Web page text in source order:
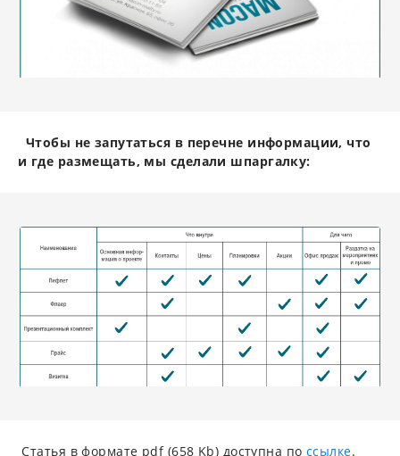
Чтобы не запутаться в перечне информации, что
и где размещать, мы сделали шпаргалку:
Статья в формате pdf (658 Kb) доступна по ссылке.